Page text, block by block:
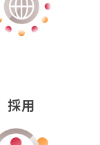
採用